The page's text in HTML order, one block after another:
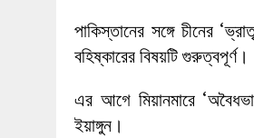
পাকিস্তানের সঙ্গে চীনের
বহিষ্কারের বিষয়টি গুরুত্বপূর্ণ।
এর আগে মিয়ানমারে
ইয়াঙ্গুন।